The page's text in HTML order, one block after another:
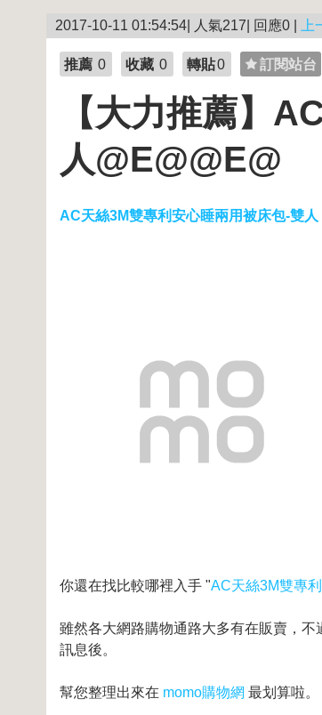
2017-10-11 01:54:54| 人氣217| 回應0 | 上
推薦 0 收藏 0 轉貼0 訂閱站台
【大力推薦】
人@E@@E@
AC天絲3M雙專利安心睡兩用被床包-雙人
你還在找比較哪裡入手 "AC天絲3M雙專
雖然各大網路購物通路大多有在販賣，
訊息後。
幫您整理出來在 momo購物網 最划算啦。